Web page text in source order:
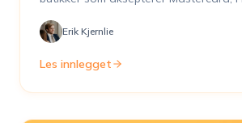
Erik Kjernlie
Les innlegget